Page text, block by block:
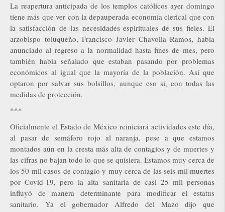
La reapertura anticipada de los templos católicos ayer domingo
tiene más que ver con la depauperada economía clerical que con
la satisfacción de las necesidades espirituales de sus fieles. El
arzobispo toluqueño, Francisco Javier Chavolla Ramos, había
anunciado al regreso a la normalidad hasta fines de mes, pero
también había señalado que estaban pasando por problemas
económicos al igual que la mayoría de la población. Así que
optaron por salvar sus bolsillos, aunque eso sí, con todas las
medidas de protección.
***
Oficialmente el Estado de México reiniciará actividades este día,
al pasar de semáforo rojo al naranja, pese a que estamos
montados aún en la cresta más alta de contagios y de muertes y
las cifras no bajan todo lo que se quisiera. Estamos muy cerca de
los 50 mil casos de contagio y muy cerca de las seis mil muertes
por Covid-19, pero la alta sanitaria de casi 25 mil personas
influyó de manera determinante para modificar el estatus
sanitario. Ya el gobernador Alfredo del Mazo dijo que